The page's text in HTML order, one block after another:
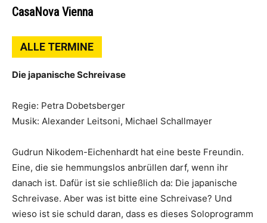
CasaNova Vienna
ALLE TERMINE
Die japanische Schreivase
Regie: Petra Dobetsberger
Musik: Alexander Leitsoni, Michael Schallmayer
Gudrun Nikodem-Eichenhardt hat eine beste Freundin.
Eine, die sie hemmungslos anbrüllen darf, wenn ihr
danach ist. Dafür ist sie schließlich da: Die japanische
Schreivase. Aber was ist bitte eine Schreivase? Und
wieso ist sie schuld daran, dass es dieses Soloprogramm